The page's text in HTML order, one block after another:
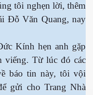
tôi nghẹn lời, thêm
Đỗ Văn Quang, nay
Kính hẹn anh gặp
viếng. Từ lúc đó các
báo tin này, tôi vội
gửi cho Trang Nhà